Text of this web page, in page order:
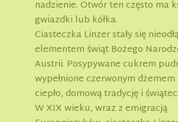
nadzienie. Otwór ten często ma
gwiazdki lub kółka.
Ciasteczka Linzer stały się
elementem świąt Bożego
Austrii. Posypywane cukrem
wypełnione czerwonym
ciepło, domową tradycję i
W XIX wieku, wraz z emigracją